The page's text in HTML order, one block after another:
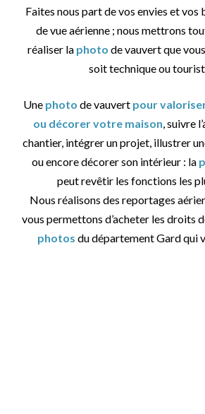
Faites nous part de vos envies et vos
de vue aérienne ; nous mettrons
réaliser la photo de vauvert que
soit technique ou
Une photo de vauvert pour
ou décorer votre maison, suivre
chantier, intégrer un projet, illustrer
ou encore décorer son intérieur : la
peut revêtir les fonctions les
Nous réalisons des reportages
vous permettons d’acheter les droits
photos du département Gard qui